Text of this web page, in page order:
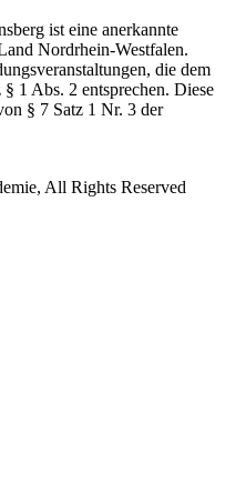
ist eine anerkannte
Nordrhein-Westfalen.
die dem
1 Abs. 2 entsprechen. Diese
§ 7 Satz 1 Nr. 3 der
All Rights Reserved